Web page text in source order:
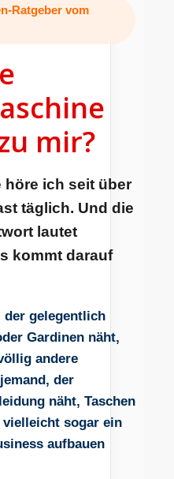
Ratgeber vom
mir?
höre ich seit über
täglich. Und die
lautet
kommt darauf
der gelegentlich
Gardinen näht,
andere
der
näht, Taschen
sogar ein
aufbauen